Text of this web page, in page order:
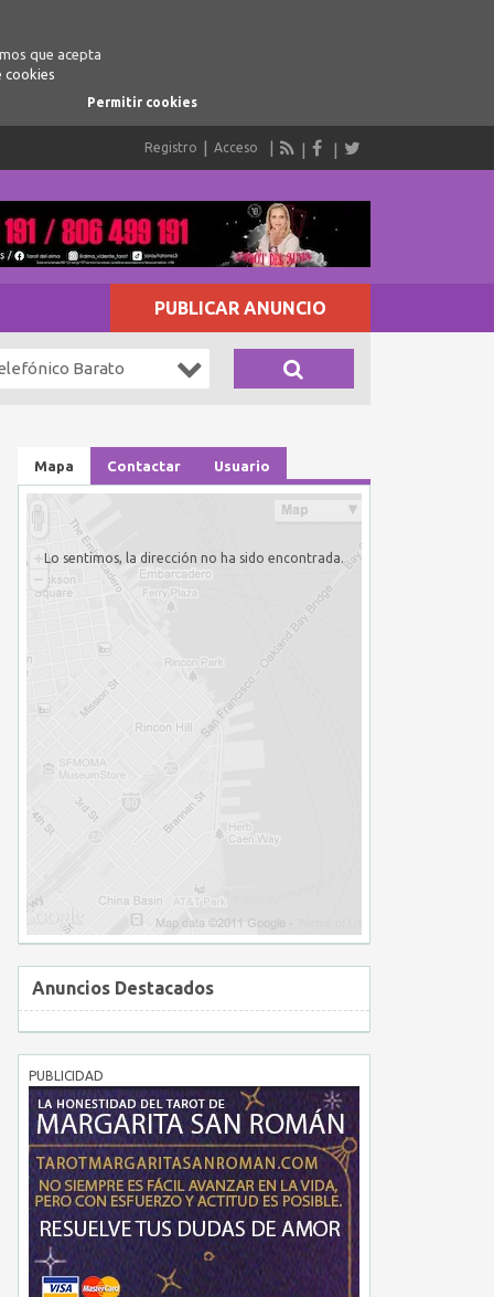
que acepta
cookies
Permitir cookies
Registro Acceso
PUBLICAR ANUNCIO
Barato
Mapa Contactar Usuario
Lo sentimos, la dirección no ha sido encontrada.
Anuncios Destacados
PUBLICIDAD